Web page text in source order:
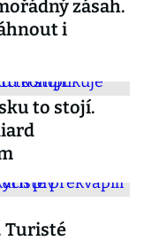
zásah.
i
to stojí.
Turisté